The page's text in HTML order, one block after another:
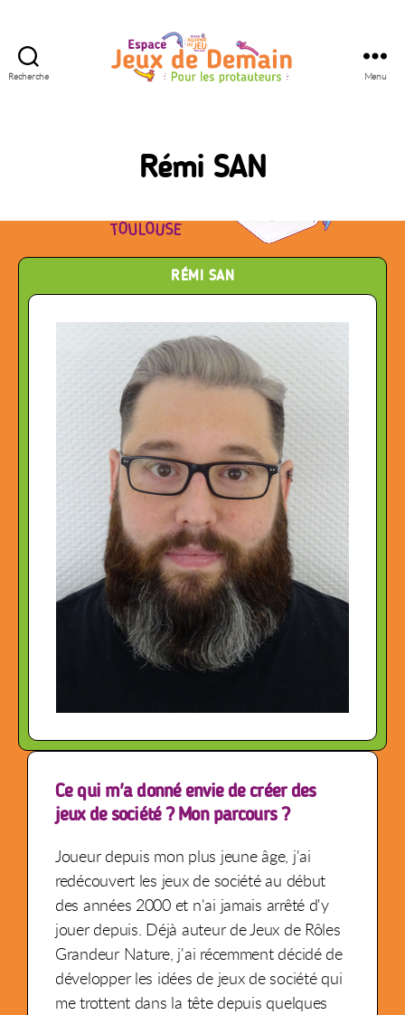
Recherche
Demain
Menu
Rémi SAN
RÉMI SAN
Ce qui m'a donné envie de créer des
jeux de société ? Mon parcours ?
Joueur depuis mon plus jeune âge, j'ai
redécouvert les jeux de société au début
des années 2000 et n'ai jamais arrêté d'y
jouer depuis. Déjà auteur de Jeux de Rôles
Grandeur Nature, j'ai récemment décidé de
développer les idées de jeux de société qui
me trottent dans la tête depuis quelques